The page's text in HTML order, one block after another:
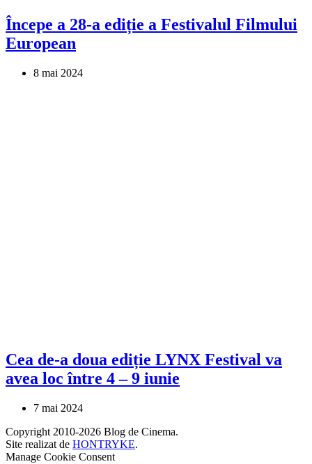
Începe a 28-a ediție a Festivalul Filmului
European
8 mai 2024
Cea de-a doua ediție LYNX Festival va
avea loc între 4 – 9 iunie
7 mai 2024
Copyright 2010-2026 Blog de Cinema.
Site realizat de HONTRYKE.
Manage Cookie Consent